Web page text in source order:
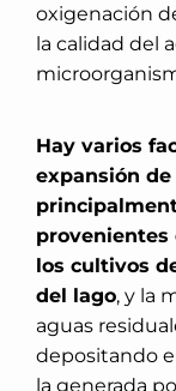
oxigenación
la calidad del
Hay varios
expansión
provenientes
los cultivos
del lago, y la
aguas
depositando
la generada